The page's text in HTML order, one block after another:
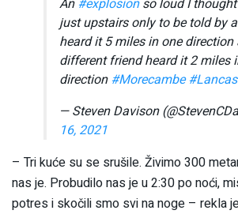
just upstairs only to be told by
heard it 5 miles in one direction
different friend heard it 2 miles
direction#Morecambe
— Steven Davison
16, 2021
– Tri kuće su se srušile. Živimo 300
nas je. Probudilo nas je u 2:30 po noći,
potres i skočili smo svi na noge – rekla